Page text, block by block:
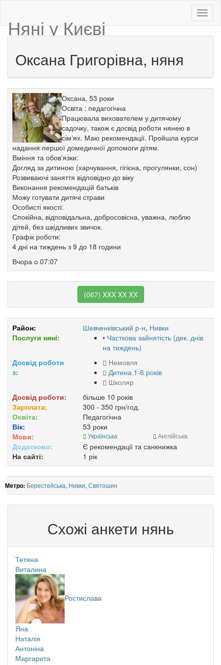
Няні у Києві
Оксана Григорівна, няня
Оксана, 53 роки
Освіта : педагогічна
Працювала вихователем у дитячому
садочку, також є досвід роботи нянею в
сімʼях. Маю рекомендації. Пройшла курси
надання першої домедичної допомоги дітям.
Вміння та обовʼязки:
Догляд за дитиною (харчування, гігієна, прогулянки, сон)
Розвиваючі заняття відповідно до віку
Виконання рекомендацій батьків
Можу готувати дитячі страви
Особисті якості:
Спокійна, відповідальна, добросовісна, уважна, люблю
дітей, без шкідливих звичок.
Графік роботи:
4 дні на тиждень з 9 до 18 години
Вчора о 07:07
(067) XXX XX XX
Район: Шевченківський р-н, Нивки
Послуги няні:
• Часткова зайнятість (дек. днів
на тиждень)
Досвід роботи
з:
Немовля
Дитина 1-6 років
Школяр
Досвід роботи:
більше 10 років
Зарплата:
300 - 350 грн/год.
Освіта:
Педагогічна
Вік:
53 роки
Мови:
Українська Англійська
Додатково:
Є рекомендації та санкнижка
На сайті:
1 рік
Метро: Берестейська, Нивки, Святошин
Схожі анкети нянь
Тетяна
Виталина
Ростислава
Яна
Наталія
Антоніна
Маргарита